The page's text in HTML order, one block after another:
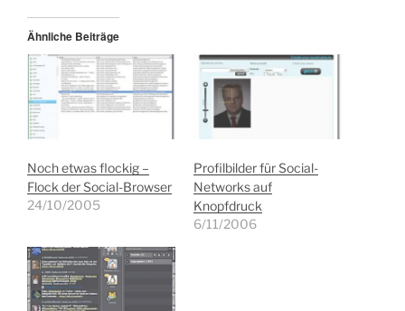
Ähnliche Beiträge
Noch etwas flockig –
Flock der Social-Browser
24/10/2005
Profilbilder für Social-
Networks auf
Knopfdruck
6/11/2006